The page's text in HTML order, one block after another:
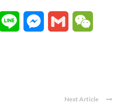
Telegram
Line Messenger
Gmail
Next Article